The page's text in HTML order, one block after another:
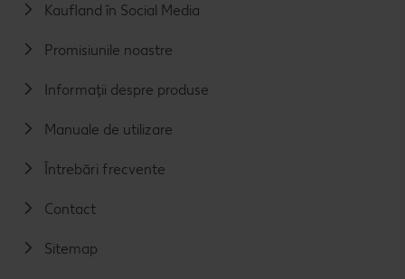
Kaufland în Social Media
Promisiunile noastre
Informații despre produse
Manuale de utilizare
Întrebări frecvente
Contact
Sitemap